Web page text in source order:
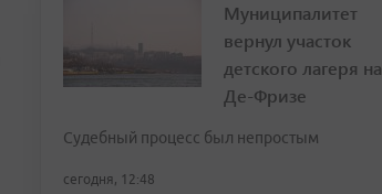
Муниципалитет
вернул участок
детского лагеря на
Де-Фризе
Судебный процесс был непростым
сегодня, 12:48